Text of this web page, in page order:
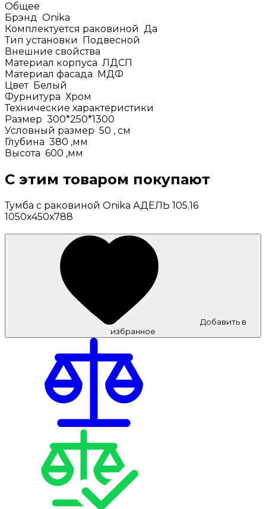
Общее
Брэнд Onika
Комплектуется раковиной Да
Тип установки
Подвесной
Внешние свойства
Материал корпуса ЛДСП
Материал фасада
МДФ
Цвет Белый
Фурнитура Хром
Технические характеристики
Размер 300*250*1300
Условный размер 50 , см
Глубина 380 ,мм
Высота 600 ,мм
С этим товаром покупают
Тумба с раковиной Onika АДЕЛЬ 105.16
1050х450х788
Добавить в
избранное